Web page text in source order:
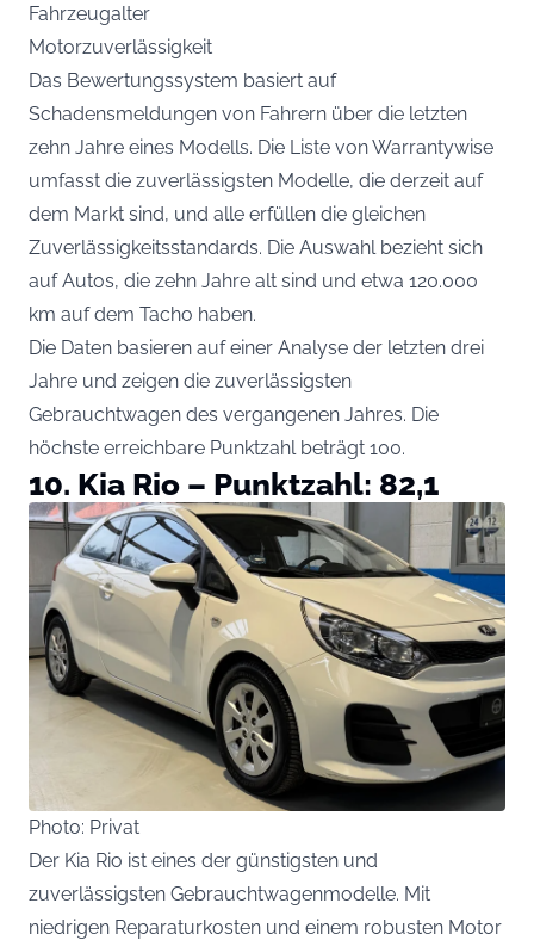
Fahrzeugalter
Motorzuverlässigkeit
Das Bewertungssystem basiert auf
Schadensmeldungen von Fahrern über die letzten
zehn Jahre eines Modells. Die Liste von Warrantywise
umfasst die zuverlässigsten Modelle, die derzeit auf
dem Markt sind, und alle erfüllen die gleichen
Zuverlässigkeitsstandards. Die Auswahl bezieht sich
auf Autos, die zehn Jahre alt sind und etwa 120.000
km auf dem Tacho haben.
Die Daten basieren auf einer Analyse der letzten drei
Jahre und zeigen die zuverlässigsten
Gebrauchtwagen des vergangenen Jahres. Die
höchste erreichbare Punktzahl beträgt 100.
10. Kia Rio – Punktzahl: 82,1
Photo: Privat
Der Kia Rio ist eines der günstigsten und
zuverlässigsten Gebrauchtwagenmodelle. Mit
niedrigen Reparaturkosten und einem robusten Motor